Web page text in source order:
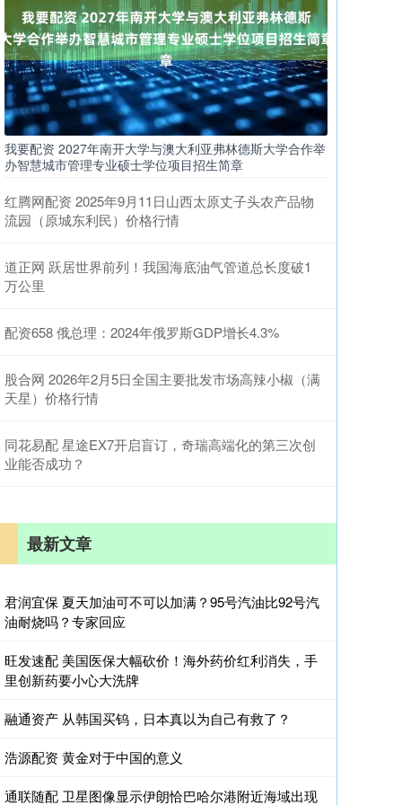
我要配资 2027年南开大学与澳大利亚弗林德斯大学合作举
办智慧城市管理专业硕士学位项目招生简章
红腾网配资 2025年9月11日山西太原丈子头农产品物
流园（原城东利民）价格行情
道正网 跃居世界前列！我国海底油气管道总长度破1
万公里
配资658 俄总理：2024年俄罗斯GDP增长4.3%
股合网 2026年2月5日全国主要批发市场高辣小椒（满
天星）价格行情
同花易配 星途EX7开启盲订，奇瑞高端化的第三次创
业能否成功？
最新文章
君润宜保 夏天加油可不可以加满？95号汽油比92号汽
油耐烧吗？专家回应
旺发速配 美国医保大幅砍价！海外药价红利消失，手
里创新药要小心大洗牌
融通资产 从韩国买钨，日本真以为自己有救了？
浩源配资 黄金对于中国的意义
通联随配 卫星图像显示伊朗恰巴哈尔港附近海域出现